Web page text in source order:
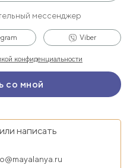
мессенджер
Viber
конфиденциальности
написать